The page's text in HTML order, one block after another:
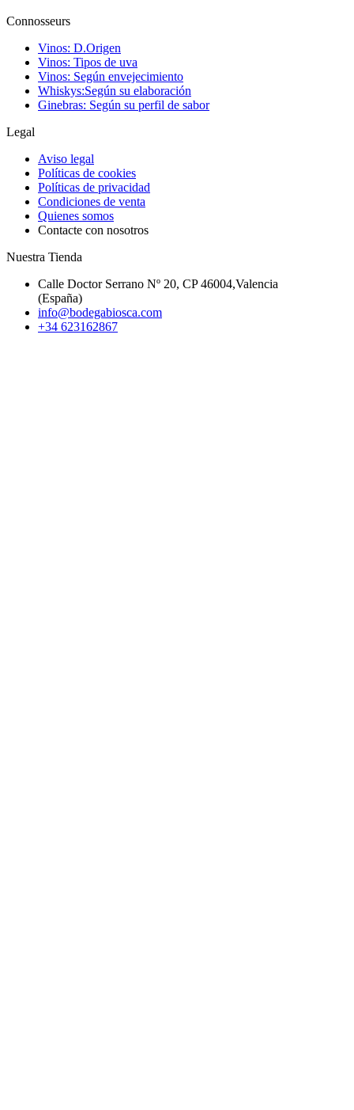
Connosseurs
Vinos: D.Origen
Vinos: Tipos de uva
Vinos: Según envejecimiento
Whiskys:Según su elaboración
Ginebras: Según su perfil de sabor
Legal
Aviso legal
Políticas de cookies
Políticas de privacidad
Condiciones de venta
Quienes somos
Contacte con nosotros
Nuestra Tienda
Calle Doctor Serrano Nº 20, CP 46004,Valencia
(España)
info@bodegabiosca.com
+34 623162867